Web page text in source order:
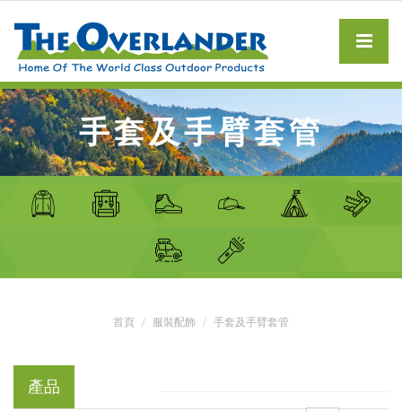
手套及手臂套管
首頁 服裝配飾 手套及手臂套管
產品